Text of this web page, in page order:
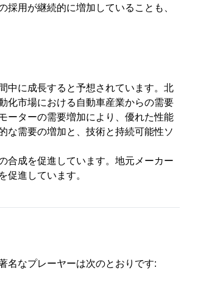
用が継続的に増加していることも、
中に成長すると予想されています。北
化市場における自動車産業からの需要
ーターの需要増加により、優れた性能
な需要の増加と、技術と持続可能性ソ
合成を促進しています。地元メーカー
促進しています。
名なプレーヤーは次のとおりです: